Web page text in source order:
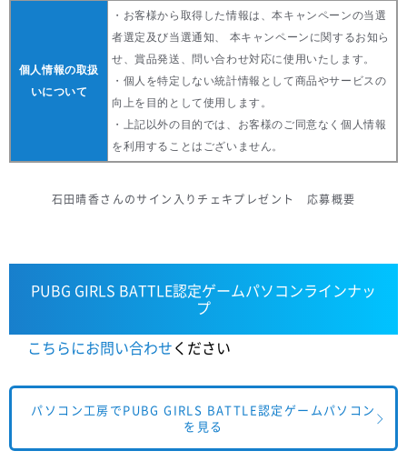
個人情報の取扱
いについて
・お客様から取得した情報は、本キャンペーンの当選
者選定及び当選通知、 本キャンペーンに関するお知ら
せ、賞品発送、問い合わせ対応に使用いたします。
・個人を特定しない統計情報として商品やサービスの
向上を目的として使用します。
・上記以外の目的では、お客様のご同意なく個人情報
を利用することはございません。
石田晴香さんのサイン入りチェキプレゼント 応募概要
PUBG GIRLS BATTLE認定ゲームパソコンラインナッ
プ
こちらにお問い合わせください
パソコン工房でPUBG GIRLS BATTLE認定ゲームパソコン
を見る